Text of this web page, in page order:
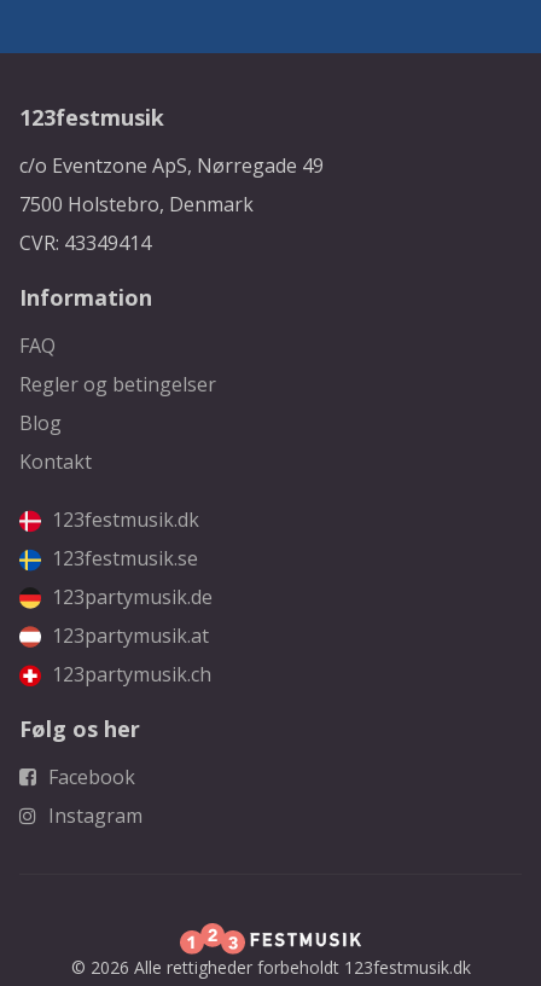
123festmusik
c/o Eventzone ApS, Nørregade 49
7500 Holstebro, Denmark
CVR: 43349414
Information
FAQ
Regler og betingelser
Blog
Kontakt
123festmusik.dk
123festmusik.se
123partymusik.de
123partymusik.at
123partymusik.ch
Følg os her
Facebook
Instagram
© 2026 Alle rettigheder forbeholdt 123festmusik.dk